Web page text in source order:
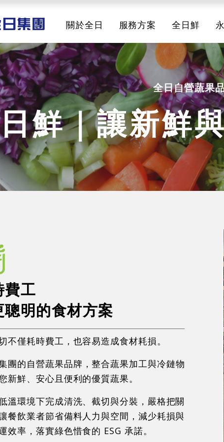
關於全日 服務方案 全日鮮
全日自營蔬果
鮮｜讓新鮮
費工
明的食材方案
不僅耗時費工，也容易造成食材耗損。
團的自營蔬果品牌，整合蔬果加工與冷鏈物
新鮮、安心且便利的優質蔬果。
溫環境下完成清洗、截切與分裝，嚴格把關
餐飲業者節省備料人力與空間，減少耗損與
效率，落實綠色惜食的 ESG 承諾。